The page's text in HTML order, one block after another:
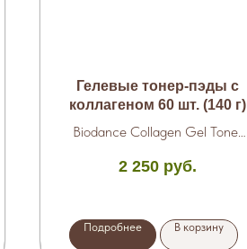
Гелевые тонер-пэды с
коллагеном 60 шт. (140 г)
Biodance Collagen Gel Toner
2 250 руб.
Подробнее В корзину